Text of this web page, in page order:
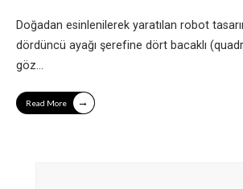
Doğadan esinlenilerek yaratılan robot
dördüncü ayağı şerefine dört bacaklı
göz...
Read More →